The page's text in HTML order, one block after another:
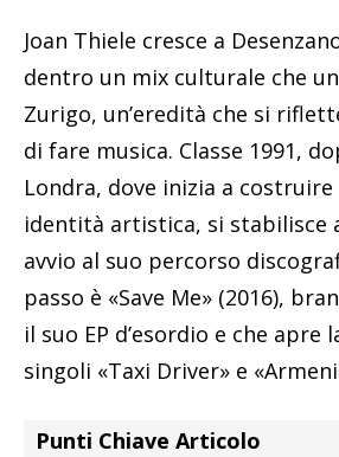
Joan Thiele cresce a
dentro un mix culturale che
Zurigo, un’eredità che si
di fare musica. Classe 1991,
Londra, dove inizia a
identità artistica, si stabilisce
avvio al suo percorso
passo è «Save Me» (2016),
il suo EP d’esordio e che apre
singoli «Taxi Driver» e
Punti Chiave Articolo